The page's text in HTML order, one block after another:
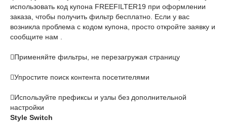
использовать код купона FREEFILTER19 при оформлении
заказа, чтобы получить фильтр бесплатно. Если у вас
возникла проблема с кодом купона, просто откройте заявку и
сообщите нам .
Применяйте фильтры, не перезагружая страницу
Упростите поиск контента посетителями
Используйте префиксы и узлы без дополнительной
настройки
Style Switch